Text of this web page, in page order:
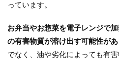
っています。
お弁当やお惣菜を電子レンジで
の有害物質が溶け出す可能性があ
でなく、油や劣化によっても有